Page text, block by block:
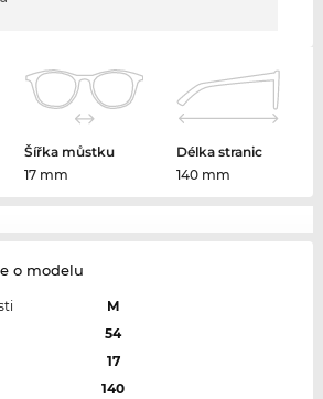
Šířka můstku
17 mm
Délka stranic
140 mm
o modelu
M
54
17
140